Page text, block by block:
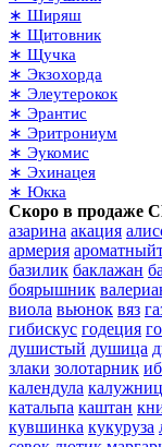
∗ Ширяш
∗ Щитовник
∗ Щучка
∗ Экзохорда
∗ Элеутерокок
∗ Эрантис
∗ Эритрониум
∗ Эукомис
∗ Эхинацея
∗ Юкка
Скоро в продаже
азарина акация
армерия
базилик баклажан
боярышник
виола вьюнок вяз
гибискус годеция
душистый душица
злаки золотарник
календула
катальпа каштан
кувшинка кукуруза